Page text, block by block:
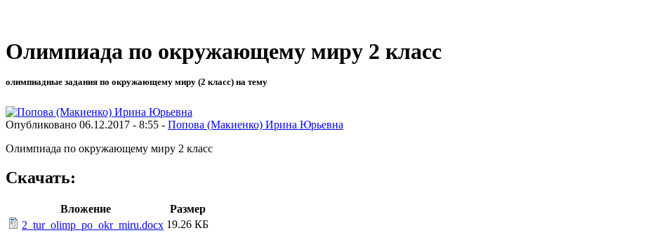
Олимпиада по окружающему миру 2 класс
олимпиадные задания по окружающему миру (2 класс) на тему
Опубликовано 06.12.2017 - 8:55 - Попова (Макиенко) Ирина Юрьевна
Олимпиада по окружающему миру 2 класс
Скачать:
Вложение
Размер
2_tur_olimp_po_okr_miru.docx 19.26 КБ